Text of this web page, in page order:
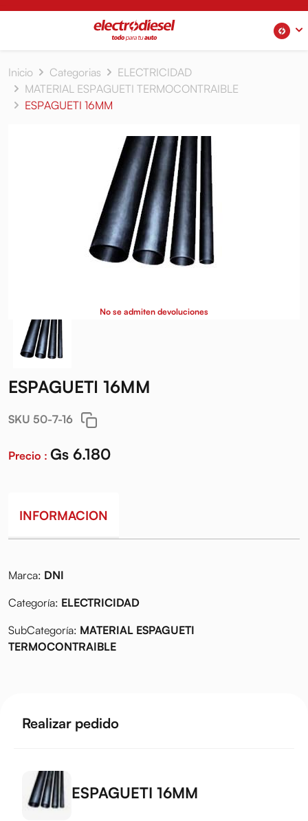
Inicio Categorias
ELECTRICIDAD
MATERIAL ESPAGUETI TERMOCONTRAIBLE
ESPAGUETI 16MM
No se admiten devoluciones
ESPAGUETI 16MM
SKU 50-7-16
Precio : Gs 6.180
INFORMACION
Marca: DNI
Categoría: ELECTRICIDAD
SubCategoría: MATERIAL ESPAGUETI
TERMOCONTRAIBLE
Realizar pedido
ESPAGUETI 16MM